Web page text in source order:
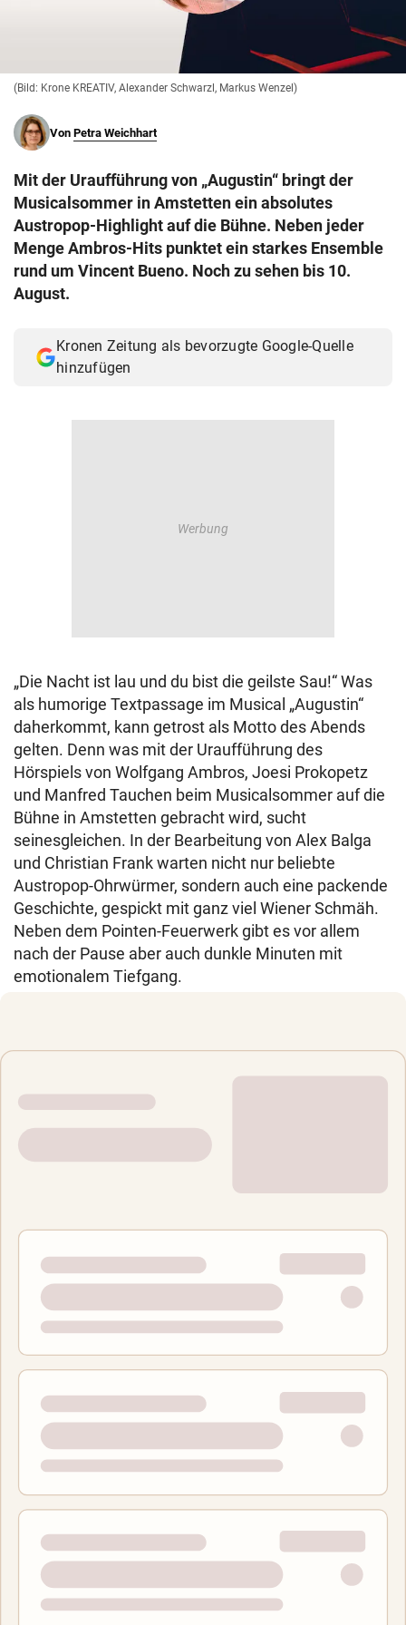
© Krone Multimedia GmbH & Co KG 2026
(Bild: Krone KREATIV, Alexander Schwarzl, Markus Wenzel)
Von Petra Weichhart
Mit der Uraufführung von „Augustin“ bringt der
Musicalsommer in Amstetten ein absolutes
Austropop-Highlight auf die Bühne. Neben jeder
Menge Ambros-Hits punktet ein starkes Ensemble
rund um Vincent Bueno. Noch zu sehen bis 10.
August.
Kronen Zeitung als bevorzugte Google-Quelle
hinzufügen
„Die Nacht ist lau und du bist die geilste Sau!“ Was
als humorige Textpassage im Musical „Augustin“
daherkommt, kann getrost als Motto des Abends
gelten. Denn was mit der Uraufführung des
Hörspiels von Wolfgang Ambros, Joesi Prokopetz
und Manfred Tauchen beim Musicalsommer auf die
Bühne in Amstetten gebracht wird, sucht
seinesgleichen. In der Bearbeitung von Alex Balga
und Christian Frank warten nicht nur beliebte
Austropop-Ohrwürmer, sondern auch eine packende
Geschichte, gespickt mit ganz viel Wiener Schmäh.
Neben dem Pointen-Feuerwerk gibt es vor allem
nach der Pause aber auch dunkle Minuten mit
emotionalem Tiefgang.